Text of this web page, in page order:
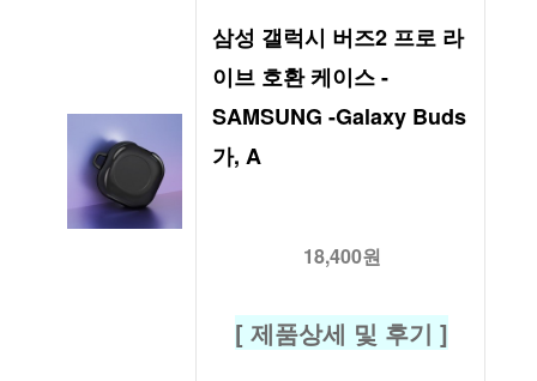
삼성 갤럭시 버즈2 프로 라
이브 호환 케이스 -
SAMSUNG -Galaxy Buds
가, A
18,400원
[ 제품상세 및 후기 ]